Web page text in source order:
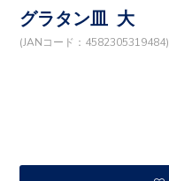
グラタン皿 大
(JANコード：4582305319484)